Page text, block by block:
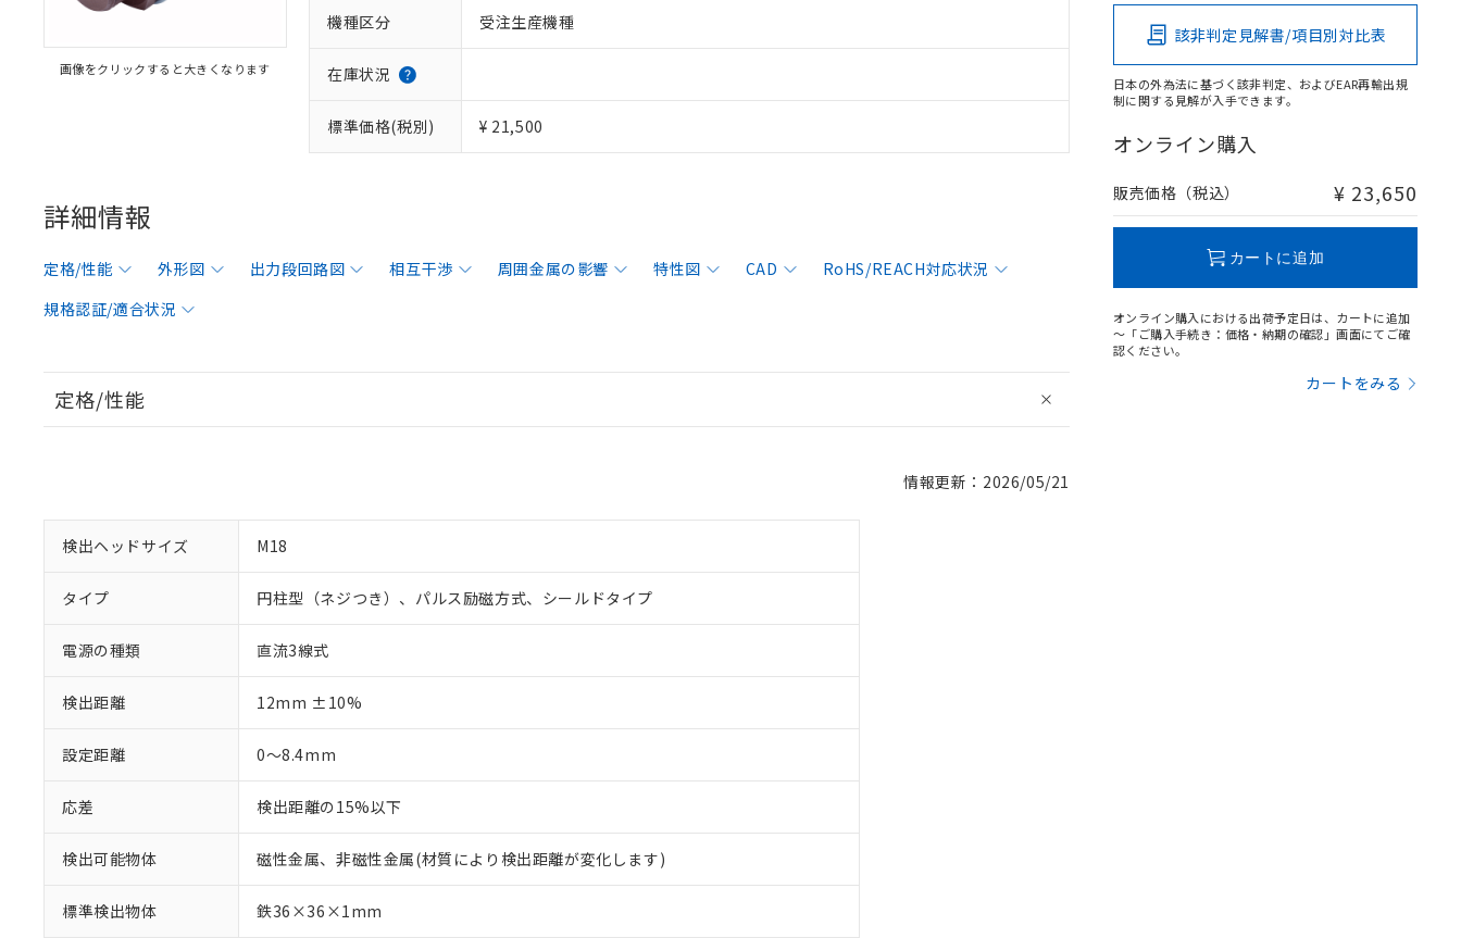
画像をクリックすると大きくなります
機種区分 受注生産機種
在庫状況
標準価格(税別) ¥ 21,500
詳細情報
定格/性能 外形図 出力段回路図 相互干渉 周囲金属の影響 特性図 CAD
RoHS/REACH対応状況
規格認証/適合状況
定格/性能
情報更新：2026/05/21
検出ヘッドサイズ M18
タイプ 円柱型（ネジつき）、パルス励磁方式、シールドタイプ
電源の種類 直流3線式
検出距離 12mm ±10%
設定距離 0～8.4mm
応差 検出距離の15%以下
検出可能物体 磁性金属、非磁性金属(材質により検出距離が変化します)
標準検出物体 鉄36×36×1mm
該非判定見解書/項目別対比表
日本の外為法に基づく該非判定、およびEAR再輸出規
制に関する見解が入手できます。
オンライン購入
販売価格（税込） ¥ 23,650
カートに追加
オンライン購入における出荷予定日は、カートに追加
～「ご購入手続き：価格・納期の確認」画面にてご確
認ください。
カートをみる